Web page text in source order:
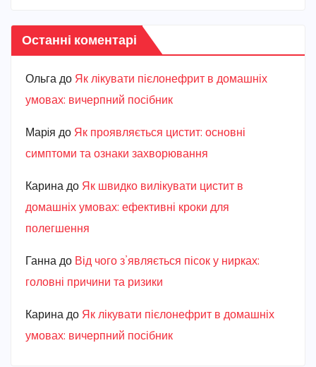
Останні коментарі
Ольга до Як лікувати пієлонефрит в домашніх
умовах: вичерпний посібник
Марiя до Як проявляється цистит: основні
симптоми та ознаки захворювання
Карина до Як швидко вилікувати цистит в
домашніх умовах: ефективні кроки для
полегшення
Ганна до Від чого з’являється пісок у нирках:
головні причини та ризики
Карина до Як лікувати пієлонефрит в домашніх
умовах: вичерпний посібник